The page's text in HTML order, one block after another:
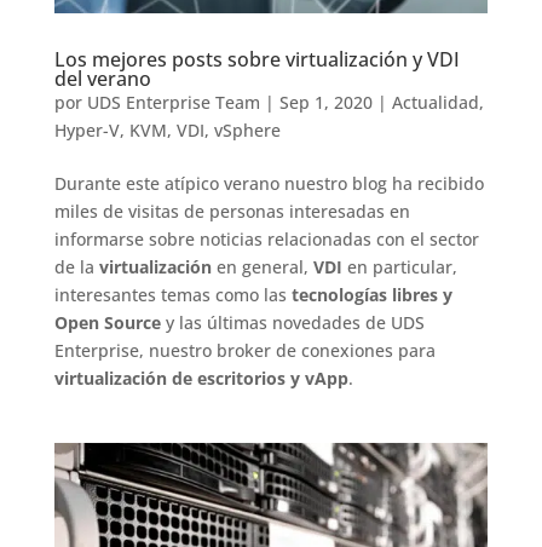
Los mejores posts sobre virtualización y VDI
del verano
por UDS Enterprise Team | Sep 1, 2020| Actualidad,
Hyper-V, KVM, VDI, vSphere
Durante este atípico verano nuestro blog ha recibido
miles de visitas de personas interesadas en
informarse sobre noticias relacionadas con el sector
de la virtualizaciónen general, VDI en particular,
interesantes temas como las tecnologías libres y
Open Sourcey las últimas novedades de UDS
Enterprise, nuestro broker de conexiones para
virtualización de escritorios y vApp.